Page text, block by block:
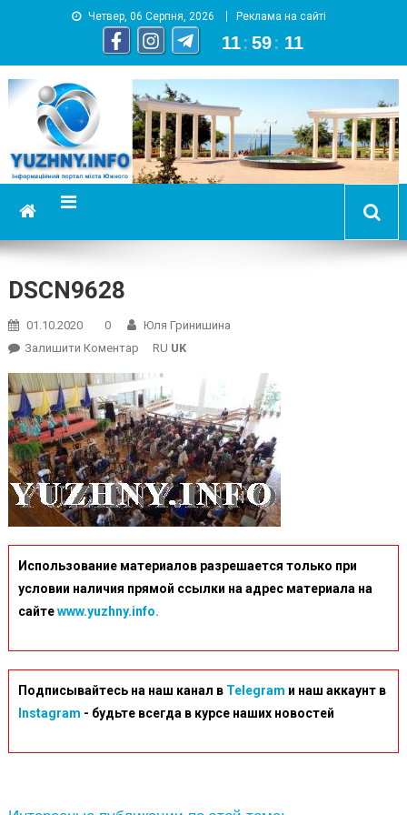
Четвер, 06 Серпня, 2026 Реклама на сайті
11 : 59 : 12
YUZHNY.INFO
информационный портал города Южный
DSCN9628
01.10.2020 0
Юля Гринишина
Залишити КоментарOn RU UK
Использование материалов разрешается только при
условии наличия прямой ссылки на адрес материала на
сайтеwww.yuzhny.info.
Подписывайтесь на наш канал в Telegram и наш аккаунт в
Instagram - будьте всегда в курсе наших новостей